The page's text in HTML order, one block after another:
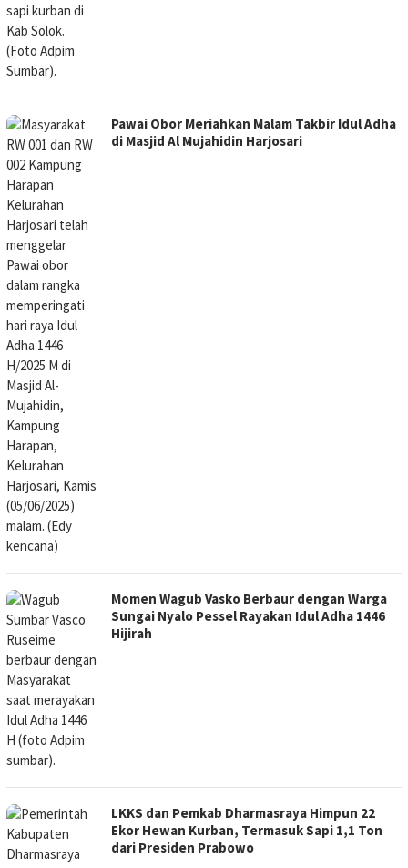
Pawai Obor Meriahkan Malam Takbir Idul Adha
di Masjid Al Mujahidin Harjosari
Momen Wagub Vasko Berbaur dengan Warga
Sungai Nyalo Pessel Rayakan Idul Adha 1446
Hijirah
LKKS dan Pemkab Dharmasraya Himpun 22
Ekor Hewan Kurban, Termasuk Sapi 1,1 Ton
dari Presiden Prabowo